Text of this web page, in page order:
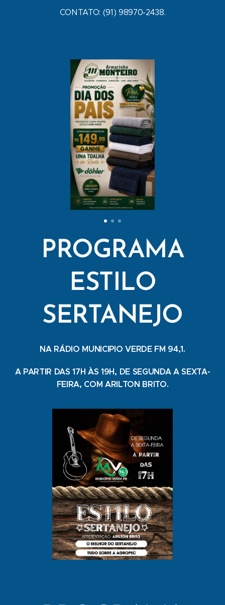
CONTATO: (91) 98970-2438.
PROGRAMA
ESTILO
SERTANEJO
NA RÁDIO MUNICIPIO VERDE FM 94,1.
A PARTIR DAS 17H ÀS 19H, DE SEGUNDA A SEXTA-
FEIRA, COM ARILTON BRITO.